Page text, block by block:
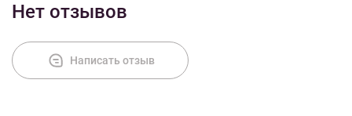
Нет отзывов
Написать отзыв